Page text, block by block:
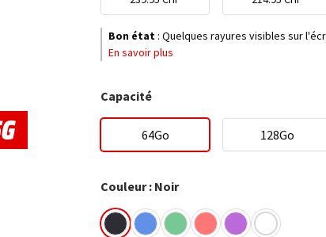
Bon état : Quelques rayures visibles sur
En savoir plus
Capacité
64Go 128Go
Couleur : Noir